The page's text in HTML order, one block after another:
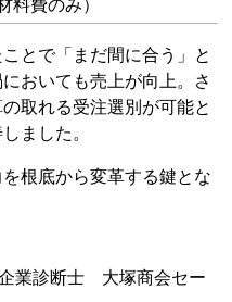
料費のみ）
とで「まだ間に合う」と
おいても売上が向上。さ
取れる受注選別が可能と
ました。
根底から変革する鍵とな
業診断士 大塚商会セー